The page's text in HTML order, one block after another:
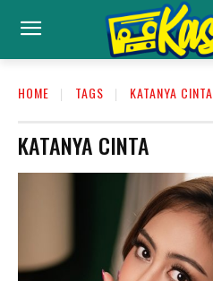
HOME TAGS KATANYA CINTA
KATANYA CINTA